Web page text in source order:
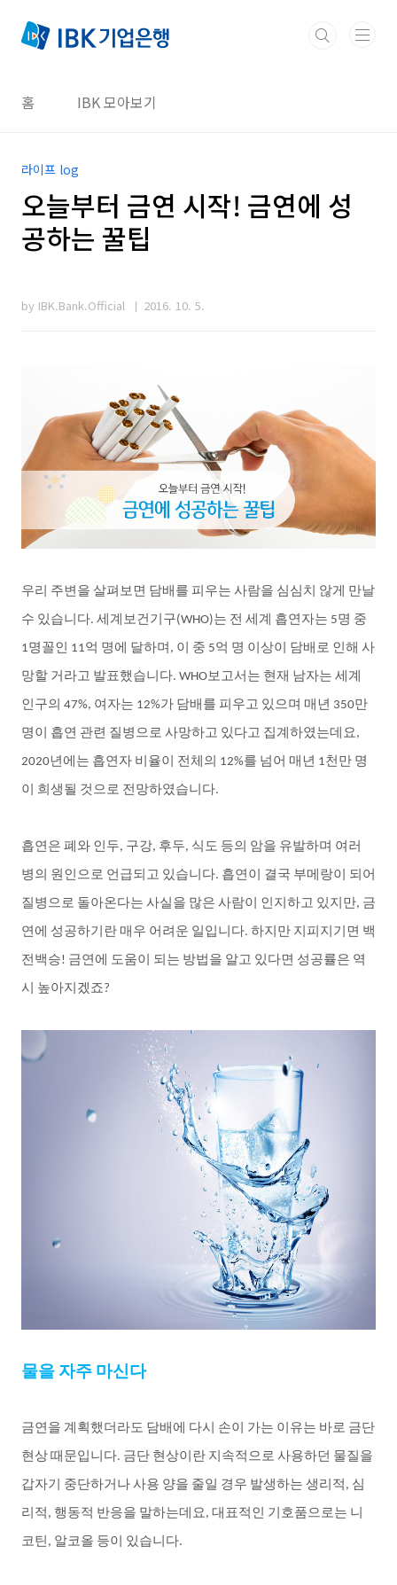
홈 IBK 모아보기
라이프 log
오늘부터 금연 시작! 금연에 성
공하는 꿀팁
by IBK.Bank.Official 2016. 10. 5.
우리 주변을 살펴보면 담배를 피우는 사람을 심심치 않게 만날
수 있습니다. 세계보건기구(WHO)는 전 세계 흡연자는 5명 중
1명꼴인 11억 명에 달하며 , 이 중 5억 명 이상이 담배로 인해 사
망할 거라고 발표했습니다. WHO보고서는 현재 남자는 세계
인구의 47%, 여자는 12%가 담배를 피우고 있으며 매년 350만
명이
흡연 관련 질병으로 사망하고 있다고 집계하였는데요 ,
2020년에는 흡연자 비율이 전체의 12%를 넘어 매년 1천만 명
이
희생될 것으로 전망하였습니다.
흡연은 폐와 인두, 구강, 후두, 식도 등의 암을 유발하며 여러
병의 원인으로 언급되고 있습니다. 흡연이 결국 부메랑이
되어
질병으로 돌아온다는 사실을 많은 사람이 인지하고 있지만, 금
연에 성공하기란 매우 어려운 일입니다. 하지만 지피지기면 백
전백승! 금연에 도움이 되는 방법을 알고 있다면 성공률은 역
시
높아지겠죠?
물을 자주 마신다
금연을 계획했더라도 담배에 다시 손이 가는 이유는 바로 금단
현상때문입니다. 금단 현상이란 지속적으로 사용하던 물질을
갑자기
중단하거나사용 양을 줄일 경우 발생하는 생리적 , 심
리적 , 행동적 반응을 말하는데요 , 대표적인 기호품으로는 니
코틴 , 알코올 등이 있습니다.